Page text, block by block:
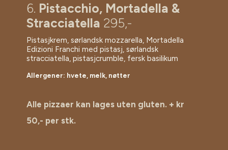
6. Pistacchio, Mortadella &
Stracciatella 295,-
Pistasjkrem, sørlandsk mozzarella, Mortadella
Edizioni Franchi med pistasj, sørlandsk
stracciatella, pistasjcrumble, fersk basilikum
Allergener: hvete, melk, nøtter
Alle pizzaer kan lages uten gluten. + kr
50,- per stk.